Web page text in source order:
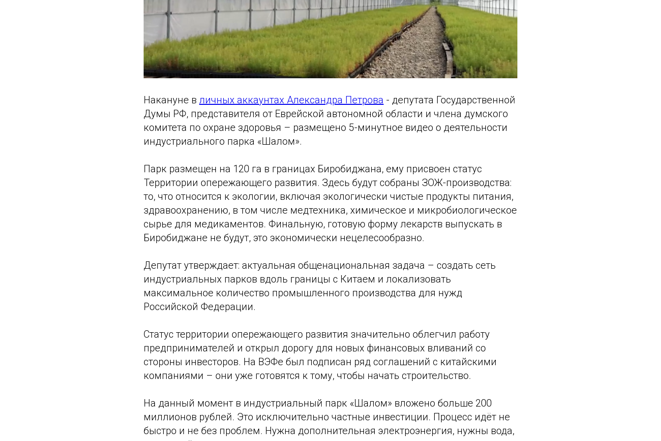
Накануне в личных аккаунтах Александра Петрова - депутата Государственной
Думы РФ, представителя от Еврейской автономной области и члена думского
комитета по охране здоровья – размещено 5-минутное видео о деятельности
индустриального парка «Шалом».
Парк размещен на 120 га в границах Биробиджана, ему присвоен статус
Территории опережающего развития. Здесь будут собраны ЗОЖ-производства:
то, что относится к экологии, включая экологически чистые продукты питания,
здравоохранению, в том числе медтехника, химическое и микробиологическое
сырье для медикаментов. Финальную, готовую форму лекарств выпускать в
Биробиджане не будут, это экономически нецелесообразно.
Депутат утверждает: актуальная общенациональная задача – создать сеть
индустриальных парков вдоль границы с Китаем и локализовать
максимальное количество промышленного производства для нужд
Российской Федерации.
Статус территории опережающего развития значительно облегчил работу
предпринимателей и открыл дорогу для новых финансовых вливаний со
стороны инвесторов. На ВЭФе был подписан ряд соглашений с китайскими
компаниями – они уже готовятся к тому, чтобы начать строительство.
На данный момент в индустриальный парк «Шалом» вложено больше 200
миллионов рублей. Это исключительно частные инвестиции. Процесс идёт не
быстро и не без проблем. Нужна дополнительная электроэнергия, нужны вода,